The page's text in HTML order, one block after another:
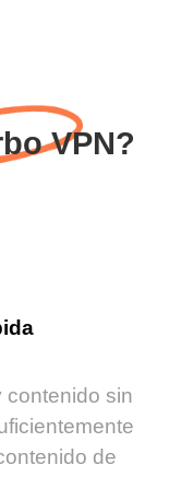
VPN?
contenido sin
de